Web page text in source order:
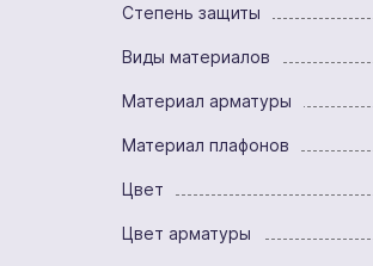
Степень защиты
Виды материалов
Материал арматуры
Материал плафонов
Цвет
Цвет арматуры